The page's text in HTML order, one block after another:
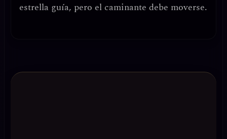
estrella guía, pero el caminante debe moverse.